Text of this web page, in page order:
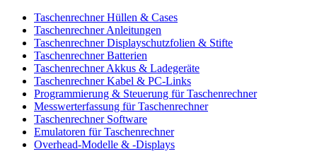
Taschenrechner Hüllen & Cases
Taschenrechner Anleitungen
Taschenrechner Displayschutzfolien & Stifte
Taschenrechner Batterien
Taschenrechner Akkus & Ladegeräte
Taschenrechner Kabel & PC-Links
Programmierung & Steuerung für Taschenrechner
Messwerterfassung für Taschenrechner
Taschenrechner Software
Emulatoren für Taschenrechner
Overhead-Modelle & -Displays